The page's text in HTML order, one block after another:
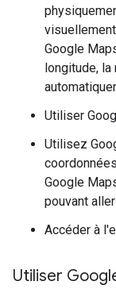
Google
longitude,
Utiliser
Utilisez
Google
pouvant
Accéder à
Utiliser